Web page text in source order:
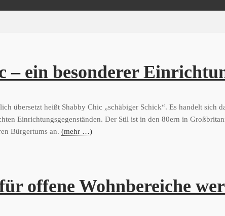
– ein besonderer
übersetzt heißt Shabby Chic „schäbiger Schick“. Es handelt sich
Einrichtungsgegenständen. Der Stil ist in den 80ern in
Bürgertums an. (mehr …)
offene Wohnbereiche